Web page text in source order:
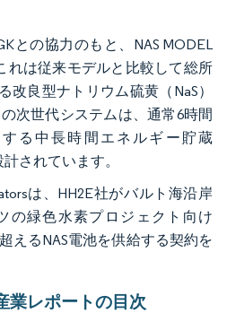
との協力のもと、NAS MODEL
れは従来モデルと比較して総所
改良型ナトリウム硫黄（NaS）
次世代システムは、通常6時間
る中長時間エネルギー貯蔵
されています。
は、HH2E社がバルト海沿岸
の緑色水素プロジェクト向け
えるNAS電池を供給する契約を
業レポートの目次